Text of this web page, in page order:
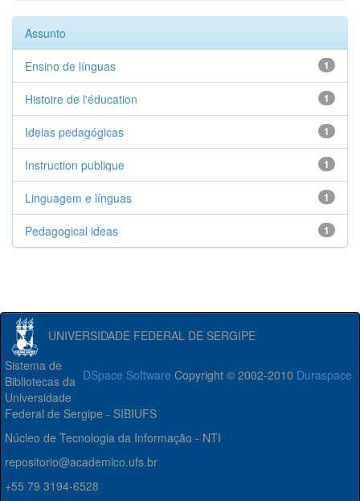
Assunto
1
Ensino de línguas
1
Histoire de l'éducation
1
Ideias pedagógicas
1
Instruction publique
1
Linguagem e línguas
1
Pedagogical ideas
UNIVERSIDADE FEDERAL DE SERGIPE
DSpace Software Copyright © 2002-2010 Duraspace
Sistema de
Bibliotecas da
Universidade
Federal de Sergipe - SIBIUFS
Núcleo de Tecnologia da Informação - NTI
repositorio@academico.ufs.br
+55 79 3194-6528